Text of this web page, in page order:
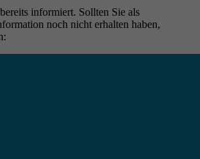
informiert. Sollten Sie als
noch nicht erhalten haben,